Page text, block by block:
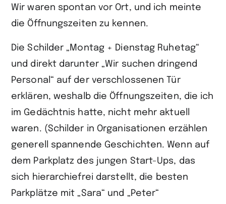
Wir waren spontan vor Ort, und ich meinte
die Öffnungszeiten zu kennen.
Die Schilder „Montag + Dienstag Ruhetag“
und direkt darunter „Wir suchen dringend
Personal“ auf der verschlossenen Tür
erklären, weshalb die Öffnungs­zeiten, die ich
im Gedächtnis hatte, nicht mehr aktuell
waren. (Schilder in Organisationen erzählen
generell spannende Geschichten. Wenn auf
dem Parkplatz des jungen Start-Ups, das
sich hierarchiefrei darstellt, die besten
Parkplätze mit „Sara“ und „Peter“